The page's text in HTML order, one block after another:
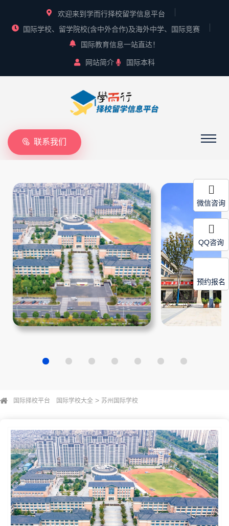
欢迎来到学而行择校留学信息平台
国际学校、留学院校(含中外合作)及海外中学、国际竞赛
国际教育信息一站直达！
网站简介 国际本科
联系我们
国际择校平台 国际学校大全 > 苏州国际学校
微信咨询
QQ咨询
预约报名